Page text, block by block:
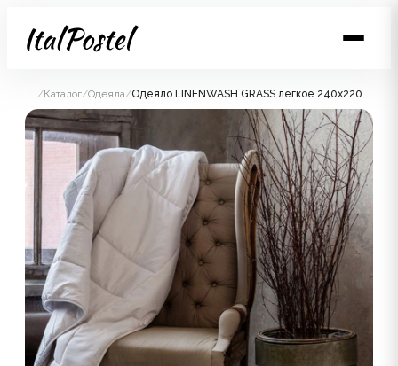
/Каталог/Одеяла/Одеяло LINENWASH GRASS легкое 240x220